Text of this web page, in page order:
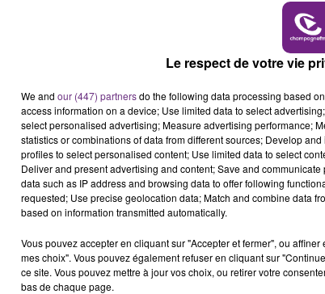
6h00
LA FAMILLE
FM
6h00 - 10h00
LA FAMILLE
de remonter à la surface.
qui avaient découvert la scène macabre,
du chien avait expliqué que l’animal avait d’abord
voulait plus.
parce qu’il ne voulait pas non plus le garder.
sur reconnaissance préalable de culpabilité
un animal.
Le respect de votre vie
We and our (447) partnersdo the following data processing based
access information on a device; Use limited data to select
select personalised advertising; Measure advertising performance;
statistics or combinations of data from different sources; Develop
profiles to select personalised content; Use limited data to select
Deliver and present advertising and content; Save and
data such as IP address and browsing data to offer following
requested; Use precise geolocation data; Match and combine data
based on information transmitted automatically.
Vous pouvez accepter en cliquant sur "Accepter et fermer", ou
mes choix". Vous pouvez également refuser en cliquant sur
ce site. Vous pouvez mettre à jour vos choix, ou retirer votre
bas de chaque page.